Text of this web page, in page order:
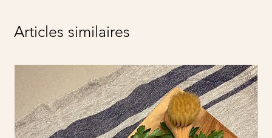
Articles similaires